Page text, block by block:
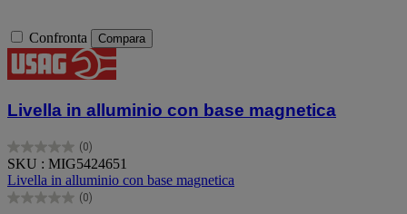
Confronta Compara
Livella in alluminio con base magnetica
(0)
0.0
su
5
stelle.
SKU : MIG5424651
Livella in alluminio con base magnetica
(0)
0.0